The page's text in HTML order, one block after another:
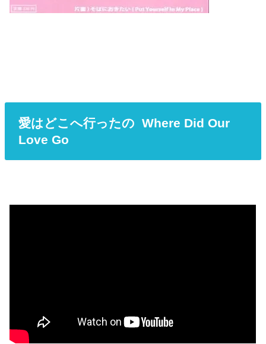
愛はどこへ行ったの Where Did Our
Love Go